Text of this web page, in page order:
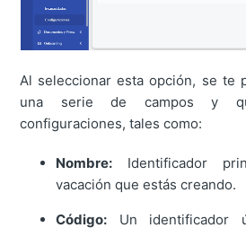
Al seleccionar esta opción, se te
una serie de campos y
configuraciones, tales como:
Nombre: Identificador
vacación que estás creando.
Código: Un identificador